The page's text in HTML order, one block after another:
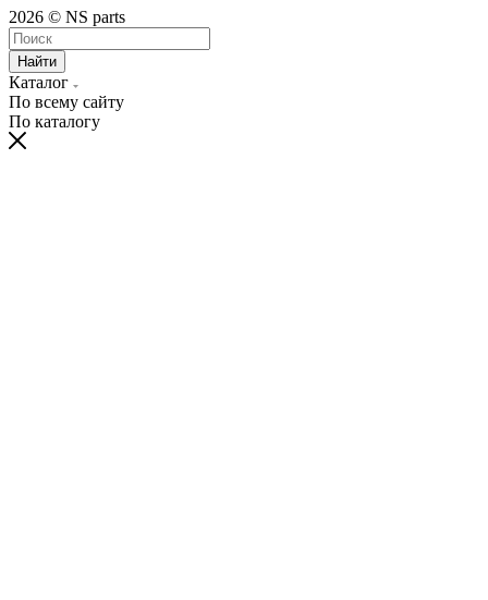
2026 © NS parts
Найти
Каталог
По всему сайту
По каталогу